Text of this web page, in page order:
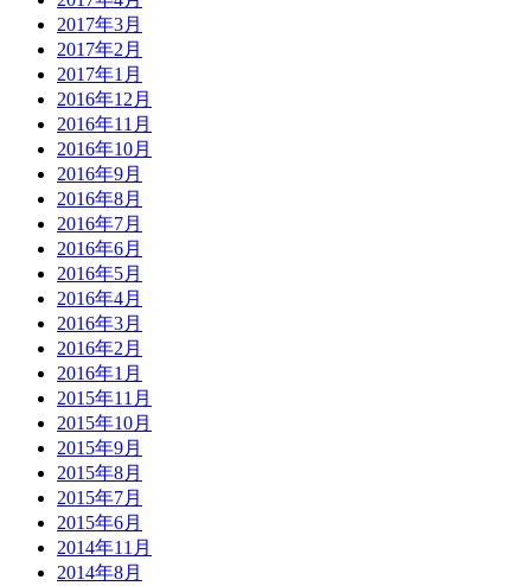
2017年3月
2017年2月
2017年1月
2016年12月
2016年11月
2016年10月
2016年9月
2016年8月
2016年7月
2016年6月
2016年5月
2016年4月
2016年3月
2016年2月
2016年1月
2015年11月
2015年10月
2015年9月
2015年8月
2015年7月
2015年6月
2014年11月
2014年8月